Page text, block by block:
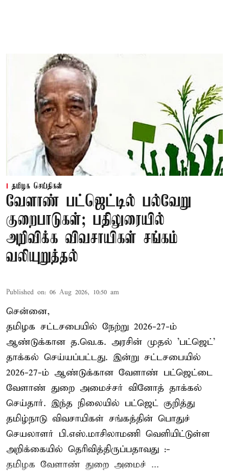
தமிழக செய்திகள்
வேளாண் பட்ஜெட்டில் பல்வேறு
குறைபாடுகள்; பதிலுரையில்
அறிவிக்க விவசாயிகள் சங்கம்
வலியுறுத்தல்
Published on: 06 Aug 2026, 10:50 am
சென்னை,
தமிழக சட்டசபையில் நேற்று 2026-27-ம்
ஆண்டுக்கான த.வெ.க. அரசின் முதல் 'பட்ஜெட்'
தாக்கல் செய்யப்பட்டது. இன்று சட்டசபையில்
2026-27-ம் ஆண்டுக்கான வேளாண் பட்ஜெட்டை
வேளாண் துறை அமைச்சர் வினோத் தாக்கல்
செய்தார். இந்த நிலையில் பட்ஜெட் குறித்து
தமிழ்நாடு விவசாயிகள் சங்கத்தின் பொதுச்
செயலாளர் பி.எஸ்.மாசிலாமணி வெளியிட்டுள்ள
அறிக்கையில் தெரிவித்திருப்பதாவது :-
தமிழக வேளாண் துறை அமைச் ...